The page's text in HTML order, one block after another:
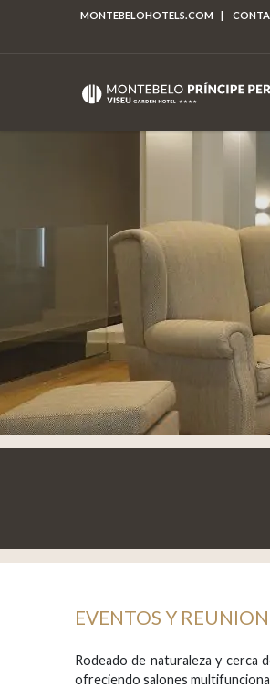
MONTEBELOHOTELS.COM |
EVENTOS Y
Rodeado de naturaleza y cerca
ofreciendo salones